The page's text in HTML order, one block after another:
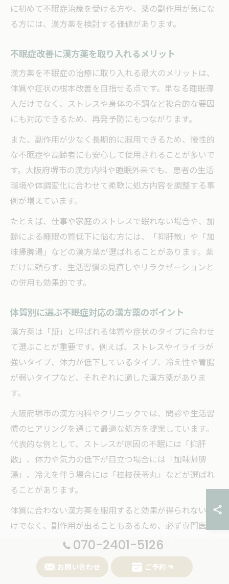
に初めて不眠症治療を受ける方や、薬の副作用が気にな
る方には、漢方薬を検討する価値があります。
不眠症改善に漢方薬を取り入れるメリット
漢方薬を不眠症の治療に取り入れる最大のメリットは、
体質や症状の根本改善を目指せる点です。単なる睡眠導
入だけでなく、ストレスや身体の不調など複合的な要因
にも対応できるため、再発予防にもつながります。
また、副作用が少なく長期的に服用できるため、慢性的
な不眠症や高齢者にも安心して使用されることが多いで
す。大阪府堺市の漢方内科や睡眠外来でも、患者の生活
環境や体調変化に合わせて柔軟に処方内容を調整する事
例が増えています。
たとえば、仕事や家庭のストレスで眠れない場合や、加
齢による睡眠の質低下に悩む方には、「抑肝散」や「加
味帰脾湯」などの漢方薬が選ばれることがあります。薬
だけに頼らず、生活習慣の見直しやリラクゼーションと
の併用も効果的です。
体質別に選ぶ不眠症対応の漢方薬のポイント
漢方薬は「証」と呼ばれる体質や症状のタイプに合わせ
て選ぶことが重要です。例えば、ストレスやイライラが
強いタイプ、体力が低下しているタイプ、冷え性や胃腸
が弱いタイプなど、それぞれに適した漢方薬がありま
す。
大阪府堺市の漢方内科やクリニックでは、問診や生活習
慣のヒアリングを通じて最適な処方を提案しています。
代表的な例として、ストレスが原因の不眠には「抑肝
散」、体力や気力の低下が目立つ場合には「加味帰脾
湯」、冷えを伴う場合には「桂枝茯苓丸」などが選ばれ
ることがあります。
体質に合わない漢方薬を服用すると効果が得られないだ
けでなく、副作用が出ることもあるため、必ず専門医に
相談の上で選ぶことが大切です。初めて漢方薬を試す方
は、堺市内の漢方内科や睡眠外来での診察をおすすめし
070-2401-5126
お問い合わせ ご予約